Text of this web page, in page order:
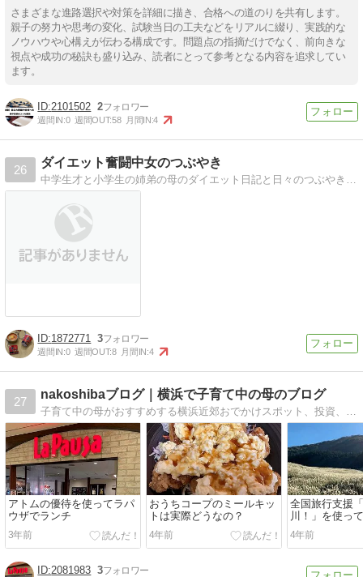
さまざまな進路選択や対策を詳細に描き、合格への道のりを共有します。
親子の努力や思考の変化、試験当日の工夫などをリアルに綴り、実践的な
ノウハウや心構えが伝わる構成です。問題点の指摘だけでなく、前向きな
視点や成功の秘訣も盛り込み、読者にとって参考となる内容を追求してい
ます。
2101502 2
週間IN:0 週間OUT:58 月間IN:4
26
ダイエット奮闘中女のつぶやき
1872771 3
週間IN:0 週間OUT:8 月間IN:4
27
nakoshibaブログ｜横浜で子育て中の母のブログ
アトムの優待を使ってラパ
ウザでランチ
3年前
おうちコープのミールキッ
トは実際どうなの？
4年前
全国旅行支援
川！」を使っ
4年前
2081983 3